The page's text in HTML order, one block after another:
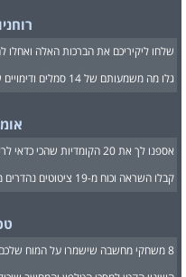
שלחו ליקיריכם את הברכות האלה
גלו מה משמעותם של 14 סמלים ודימויים שמופיעים בחלומות שלכם
אספנו לך את 20 הקומדיות שהכי כדאי לראות עכשיו בנטפליקס!
קבלו השראה וכוח מ-19 ציטוטים נהדרים משירים ישראלים אהובים
8 משחקי מחשבה שישמרו על המוח שלכם חד ויתנו לכם רגע של שקט